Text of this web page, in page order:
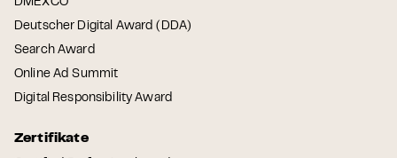
DMEXCO
Deutscher Digital Award (DDA)
Search Award
Online Ad Summit
Digital Responsibility Award
Zertifikate